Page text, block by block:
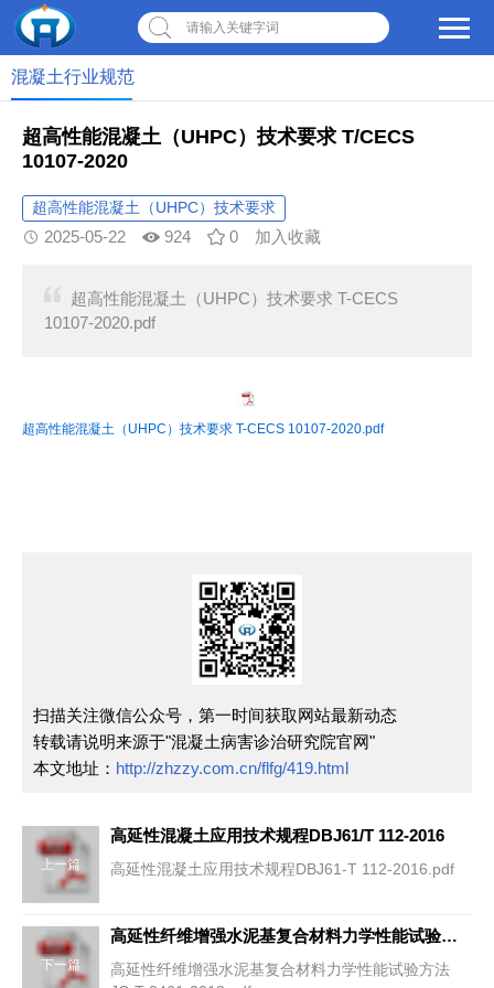
请输入关键字词
混凝土行业规范
超高性能混凝土（UHPC）技术要求 T/CECS
10107-2020
超高性能混凝土（UHPC）技术要求
2025-05-22 924 0 加入收藏
超高性能混凝土（UHPC）技术要求 T-CECS
10107-2020.pdf
超高性能混凝土（UHPC）技术要求 T-CECS 10107-2020.pdf
扫描关注微信公众号，第一时间获取网站最新动态
转载请说明来源于"混凝土病害诊治研究院官网"
本文地址： http://zhzzy.com.cn/flfg/419.html
上一篇
高延性混凝土应用技术规程DBJ61/T 112-2016
高延性混凝土应用技术规程DBJ61-T 112-2016.pdf
下一篇
高延性纤维增强水泥基复合材料力学性能试验方法JC-T 2461-2018
高延性纤维增强水泥基复合材料力学性能试验方法